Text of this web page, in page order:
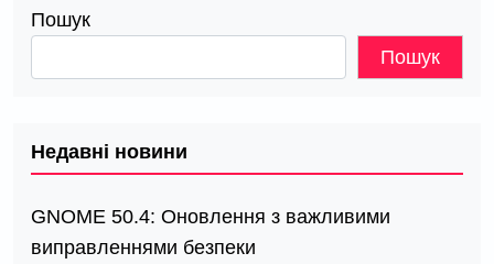
Пошук
Пошук
Недавні новини
GNOME 50.4: Оновлення з важливими
виправленнями безпеки